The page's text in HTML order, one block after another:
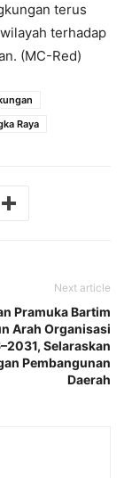
terus
terhadap
(MC-Red)
Raya
Next article
Pramuka Bartim
Arah Organisasi
Selaraskan
Pembangunan
Daerah